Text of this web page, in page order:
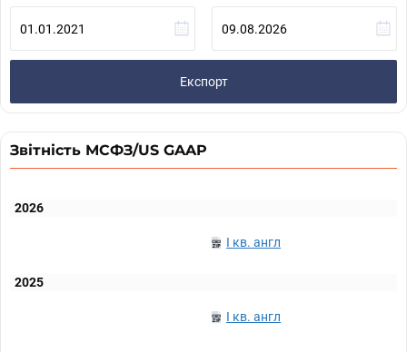
Експорт
Звітність МСФЗ/US GAAP
2026
I кв. англ
2025
I кв. англ